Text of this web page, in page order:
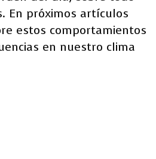
En próximos artículos
estos comportamientos
en nuestro clima